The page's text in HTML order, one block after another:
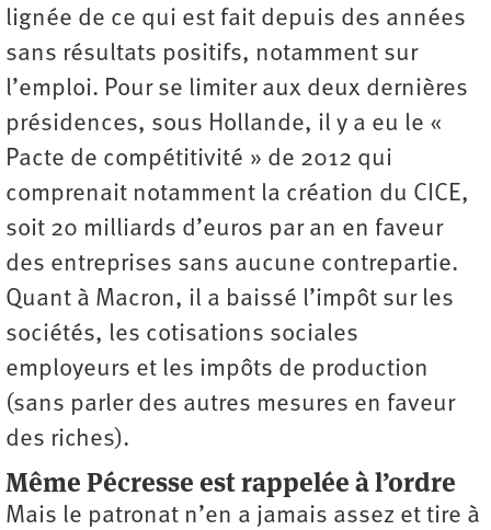
lignée de ce qui est fait depuis des années
sans résultats positifs, notamment sur
l’emploi. Pour se limiter aux deux dernières
présidences, sous Hollande, il y a eu le «
Pacte de compétitivité » de 2012 qui
comprenait notamment la création du CICE,
soit 20 milliards d’euros par an en faveur
des entreprises sans aucune contrepartie.
Quant à Macron, il a baissé l’impôt sur les
sociétés, les cotisations sociales
employeurs et les impôts de production
(sans parler des autres mesures en faveur
des riches).
Même Pécresse est rappelée à l’ordre
Mais le patronat n’en a jamais assez et tire à